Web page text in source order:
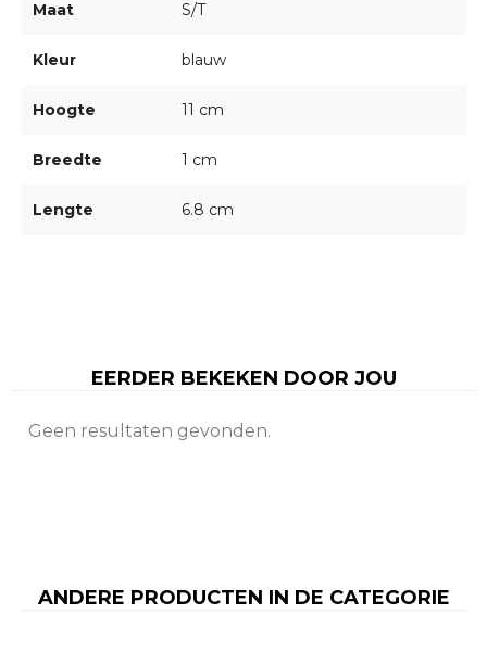
Maat S/T
Kleur blauw
Hoogte 11 cm
Breedte 1 cm
Lengte 6.8 cm
EERDER BEKEKEN DOOR JOU
Geen resultaten gevonden.
ANDERE PRODUCTEN IN DE CATEGORIE